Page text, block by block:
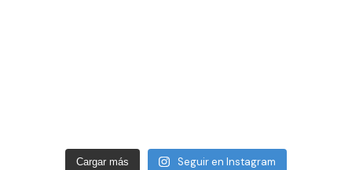
Cargar más Seguir en Instagram